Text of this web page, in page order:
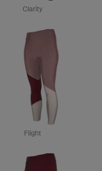
Clarity
Flight